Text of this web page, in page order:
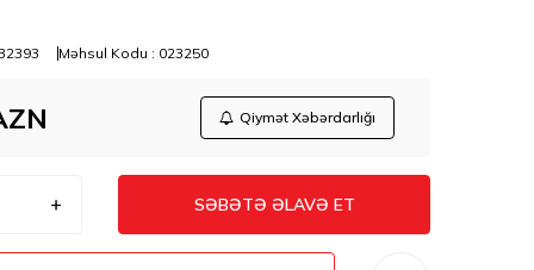
Məhsul Kodu : 023250
Qiymət Xəbərdarlığı
SƏBƏTƏ ƏLAVƏ ET